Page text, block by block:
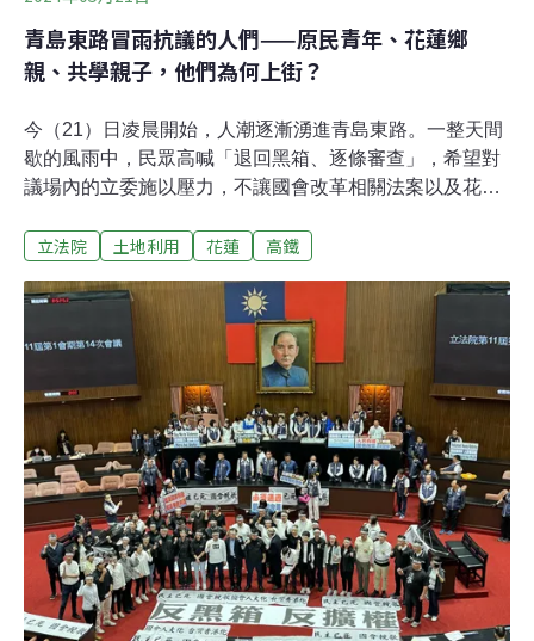
青島東路冒雨抗議的人們——原民青年、花蓮鄉
親、共學親子，他們為何上街？
今（21）日凌晨開始，人潮逐漸湧進青島東路。一整天間
歇的風雨中，民眾高喊「退回黑箱、逐條審查」，希望對
議場內的立委施以壓力，不讓國會改革相關法案以及花東
鐵」、「花東快」兩案，和目前正在協商冷凍期的「國六
散至濟南路，主辦單位宣布現場人數達到3萬人。他們是
誰、為何而來？《環境資訊中心》在街頭訪問到原民青
年、蘭嶼北漂大一生、老家在花蓮的北部上班族，還有開
設街頭教室的共學親子，他們心中那條回家的路，有可能
再縮短一點嗎？
立法院 土地利用 花蓮 高鐵